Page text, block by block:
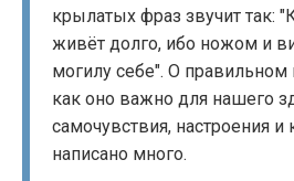
крылатых фраз звучит так:
живёт долго, ибо ножом и
могилу себе". О правильном
как оно важно для нашего
самочувствия, настроения и
написано много.